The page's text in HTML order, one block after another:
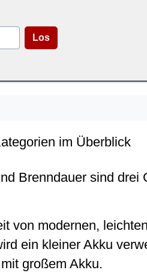
Los
im Überblick
Brenndauer sind drei
von modernen,
ein kleiner Akku
großem Akku.